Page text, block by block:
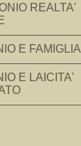
REALTA'
E FAMIGLIA
E LAICITA'